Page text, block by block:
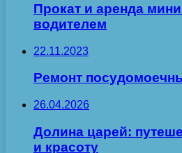
Прокат и аренда
водителем
22.11.2023
Ремонт
26.04.2026
Долина царей:
и красоту